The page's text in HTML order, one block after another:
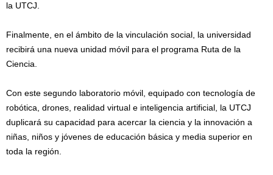
la UTCJ.
Finalmente, en el ámbito de la vinculación social, la universidad
recibirá una nueva unidad móvil para el programa Ruta de la
Ciencia.
Con este segundo laboratorio móvil, equipado con tecnología de
robótica, drones, realidad virtual e inteligencia artificial, la UTCJ
duplicará su capacidad para acercar la ciencia y la innovación a
niñas, niños y jóvenes de educación básica y media superior en
toda la región.